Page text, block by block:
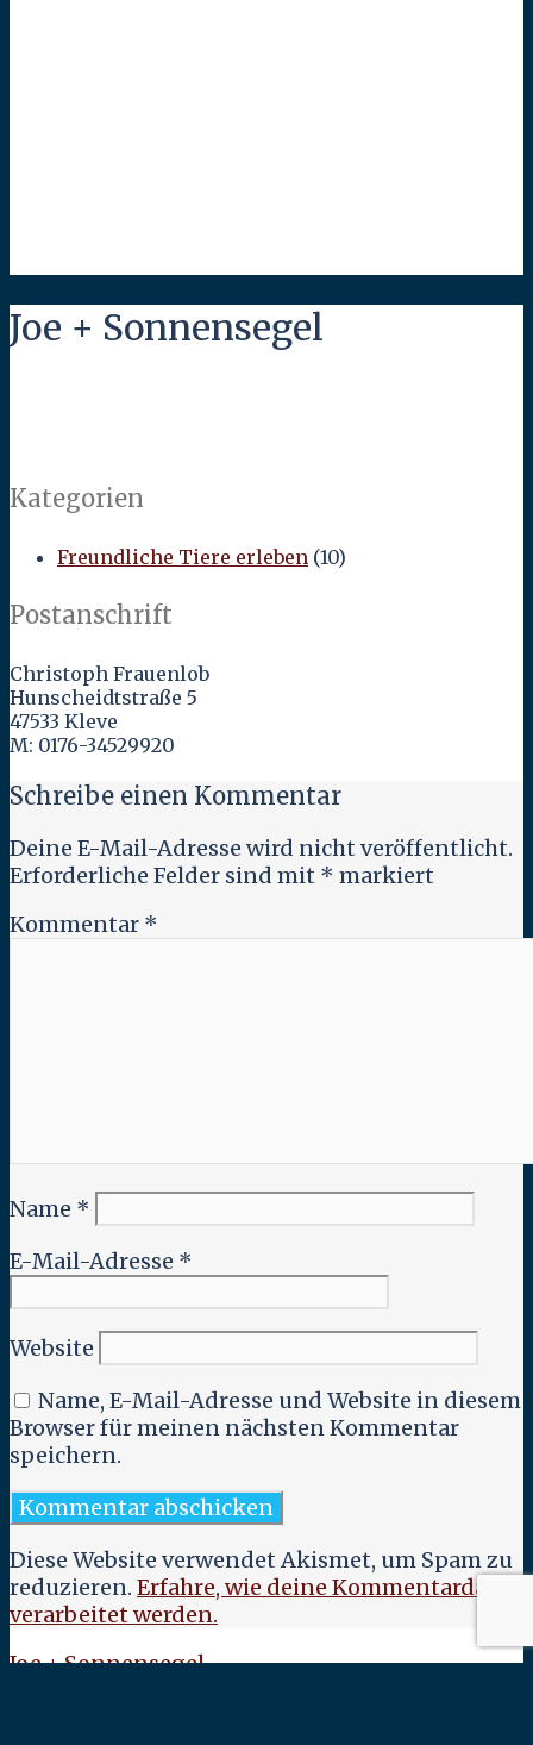
Joe + Sonnensegel
Kategorien
Freundliche Tiere erleben (10)
Postanschrift
Christoph Frauenlob
Hunscheidtstraße 5
47533 Kleve
M: 0176-34529920
Schreibe einen Kommentar
Deine E-Mail-Adresse wird nicht veröffentlicht.
Erforderliche Felder sind mit * markiert
Kommentar *
Name *
E-Mail-Adresse *
Website
Name, E-Mail-Adresse und Website in diesem
Browser für meinen nächsten Kommentar
speichern.
Diese Website verwendet Akismet, um Spam zu
reduzieren. Erfahre, wie deine Kommentardaten
verarbeitet werden.
Joe + Sonnensegel